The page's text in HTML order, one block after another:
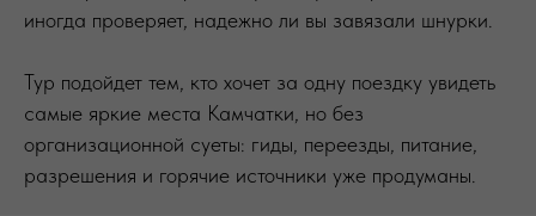
иногда проверяет, надежно ли вы завязали шнурки.
Тур подойдет тем, кто хочет за одну поездку увидеть
самые яркие места Камчатки, но без
организационной суеты: гиды, переезды, питание,
разрешения и горячие источники уже продуманы.